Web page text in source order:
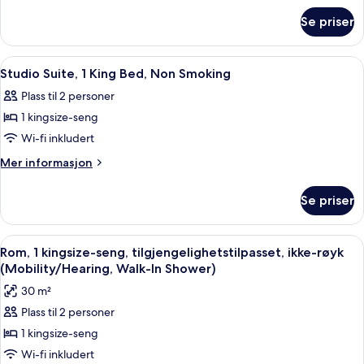
Non
Smoking
(Mobility/Hearing,
Tub
w/
Grab
1
King
Bed,
Non
Smoking
Tub
w/
Grab
Se priser
Åpne
alle
bildene
av
Studio
Suite,
Bed,
Non
Smoking
Dundyner, skrivebord,
16
Studio Suite, 1 King Bed, Non Smoking
Plass til 2 personer
1 kingsize-seng
Wi-fi inkludert
Mer informasjon
Mer
Suite,
King
Bed,
Non
Smoking
Se priser
Åpne
alle
bildene
av
Rom,
1
kingsize-
Dundyner, skrivebord,
6
Rom, 1 kingsize-seng, tilgjengelighetstilpasset, ikke-røyk
(Mobility/Hearing, Walk-In Shower)
30 m²
Plass til 2 personer
1 kingsize-seng
Wi-fi inkludert